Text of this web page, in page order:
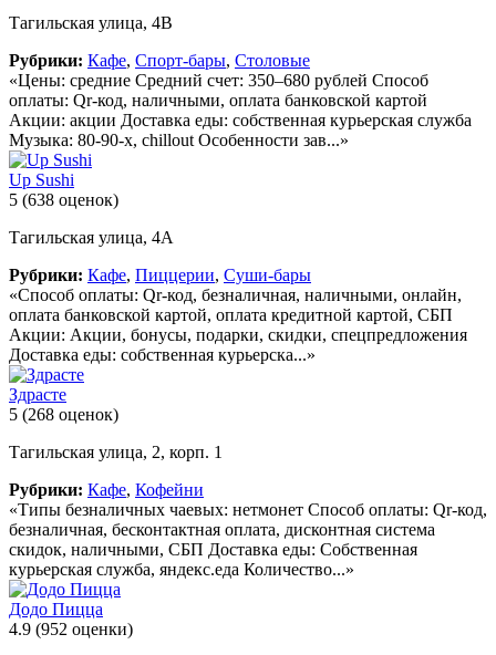
Тагильская улица, 4В
Рубрики: Кафе, Спорт-бары, Столовые
«Цены: средние Средний счет: 350–680 рублей Способ
оплаты: Qr-код, наличными, оплата банковской картой
Акции: акции Доставка еды: собственная курьерская служба
Музыка: 80-90-х, chillout Особенности зав...»
Up Sushi
5 (638 оценок)
Тагильская улица, 4А
Рубрики: Кафе, Пиццерии, Суши-бары
«Способ оплаты: Qr-код, безналичная, наличными, онлайн,
оплата банковской картой, оплата кредитной картой, СБП
Акции: Акции, бонусы, подарки, скидки, спецпредложения
Доставка еды: собственная курьерска...»
Здрасте
5 (268 оценок)
Тагильская улица, 2, корп. 1
Рубрики: Кафе, Кофейни
«Типы безналичных чаевых: нетмонет Способ оплаты: Qr-код,
безналичная, бесконтактная оплата, дисконтная система
скидок, наличными, СБП Доставка еды: Собственная
курьерская служба, яндекс.еда Количество...»
Додо Пицца
4.9 (952 оценки)